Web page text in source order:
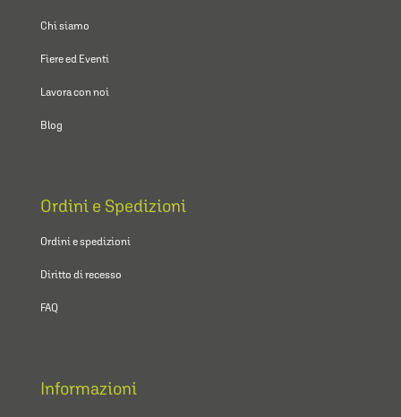
Chi siamo
Fiere ed Eventi
Lavora con noi
Blog
Ordini e Spedizioni
Ordini e spedizioni
Diritto di recesso
FAQ
Informazioni